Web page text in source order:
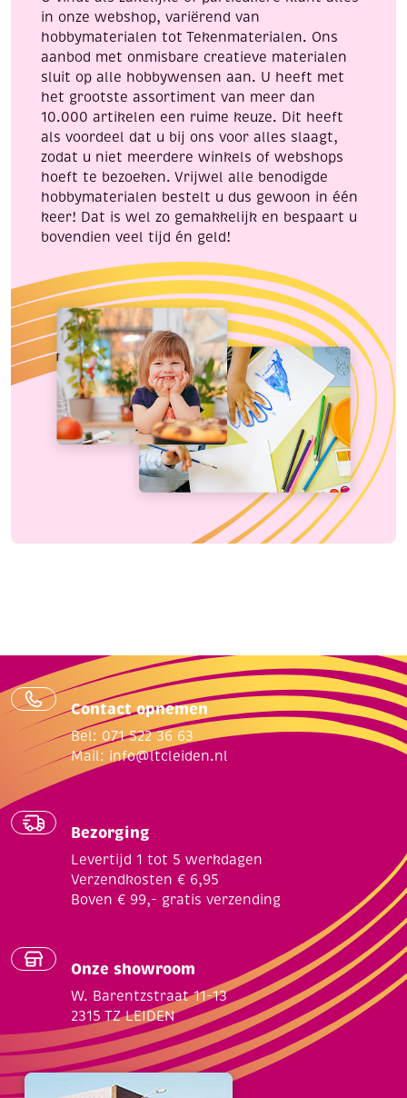
in onze webshop, variërend van
hobbymaterialen tot Tekenmaterialen. Ons
aanbod met onmisbare creatieve materialen
sluit op alle hobbywensen aan. U heeft met
het grootste assortiment van meer dan
10.000 artikelen een ruime keuze. Dit heeft
als voordeel dat u bij ons voor alles slaagt,
zodat u niet meerdere winkels of webshops
hoeft te bezoeken. Vrijwel alle benodigde
hobbymaterialen bestelt u dus gewoon in één
keer! Dat is wel zo gemakkelijk en bespaart u
bovendien veel tijd én geld!
Contact opnemen
Bel: 071 522 36 63
Mail: info@ltcleiden.nl
Bezorging
Levertijd 1 tot 5 werkdagen
Verzendkosten € 6,95
Boven € 99,- gratis verzending
Onze showroom
W. Barentzstraat 11-13
2315 TZ LEIDEN